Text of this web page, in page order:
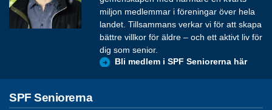
miljon medlemmar i föreningar över hela
landet. Tillsammans verkar vi för att skapa
bättre villkor för äldre – och ett aktivt liv för
dig som senior.
Bli medlem i SPF Seniorerna här
SPF Seniorerna